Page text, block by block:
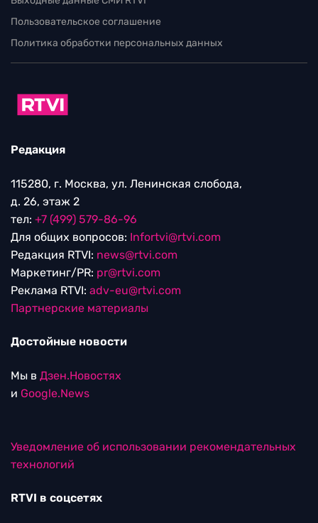
Пользовательское соглашение
Политика обработки персональных данных
Редакция
115280, г. Москва, ул. Ленинская слобода,
д. 26, этаж 2
тел: +7 (499) 579-86-96
Для общих вопросов: Infortvi@rtvi.com
Редакция RTVI: news@rtvi.com
Маркетинг/PR: pr@rtvi.com
Реклама RTVI: adv-eu@rtvi.com
Партнерские материалы
Достойные новости
Мы в Дзен.Новостях
и Google.News
Уведомление об использовании рекомендательных
технологий
RTVI в соцсетях